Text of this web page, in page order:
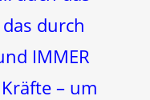
durch
IMMER
– um